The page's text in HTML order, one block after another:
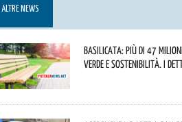
ALTRE NEWS
Basilicata: più di 47
verde e sostenibilità. I